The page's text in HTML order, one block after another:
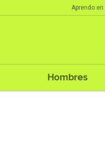
Aprendo en
Hombres